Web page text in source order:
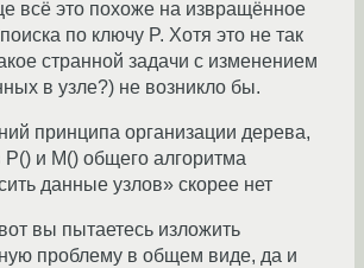
всё это похоже на извращённое
по ключу P. Хотя это не так
странной задачи с изменением
в узле?) не возникло бы.
принципа организации дерева,
P() и M() общего алгоритма
данные узлов» скорее нет
вы пытаетесь изложить
проблему в общем виде, да и